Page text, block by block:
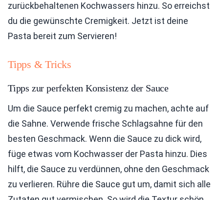
zurückbehaltenen Kochwassers hinzu. So erreichst
du die gewünschte Cremigkeit. Jetzt ist deine
Pasta bereit zum Servieren!
Tipps & Tricks
Tipps zur perfekten Konsistenz der Sauce
Um die Sauce perfekt cremig zu machen, achte auf
die Sahne. Verwende frische Schlagsahne für den
besten Geschmack. Wenn die Sauce zu dick wird,
füge etwas vom Kochwasser der Pasta hinzu. Dies
hilft, die Sauce zu verdünnen, ohne den Geschmack
zu verlieren. Rühre die Sauce gut um, damit sich alle